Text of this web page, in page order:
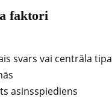
faktori
svars vai centrāla tipa
asinsspiediens